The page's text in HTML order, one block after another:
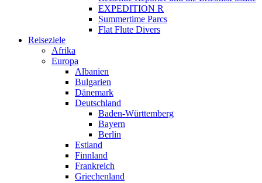
EXPEDITION R
Summertime Parcs
Flat Flute Divers
Reiseziele
Afrika
Europa
Albanien
Bulgarien
Dänemark
Deutschland
Baden-Württemberg
Bayern
Berlin
Estland
Finnland
Frankreich
Griechenland